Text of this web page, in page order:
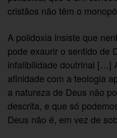
cristãos não têm o
A polidoxia insiste que
pode exaurir o sentido de
infalibilidade doutrinal […]
afinidade com a teologia
a natureza de Deus não
descrita, e que só
Deus não é, em vez de